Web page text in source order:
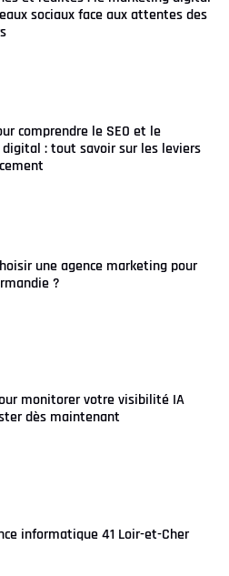
sociaux face aux attentes des
comprendre le SEO et le
: tout savoir sur les leviers
une agence marketing pour
?
monitorer votre visibilité IA
dès maintenant
informatique 41 Loir-et-Cher